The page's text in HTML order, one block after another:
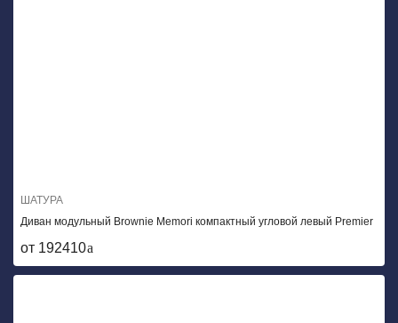
ШАТУРА
Диван модульный Brownie Memori компактный угловой левый Premier
от 192410